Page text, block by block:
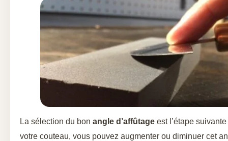
La sélection du bon angle d’affûtage est l’étape
votre couteau, vous pouvez augmenter ou diminuer cet